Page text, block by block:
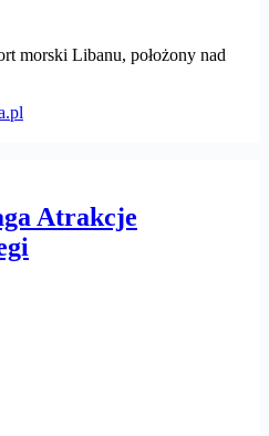
morski Libanu, położony nad
Atrakcje